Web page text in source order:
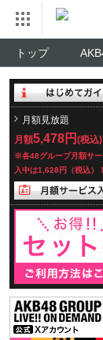
トップ
月額見放題
月額5,478円 (税込)
※各48グループ月額サ
入中は1,628円（税込）！